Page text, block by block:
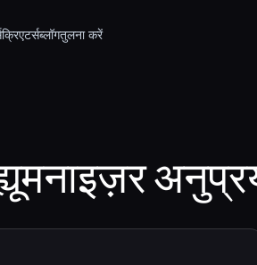
क्रिएटर्सब्लॉगतुलना करें